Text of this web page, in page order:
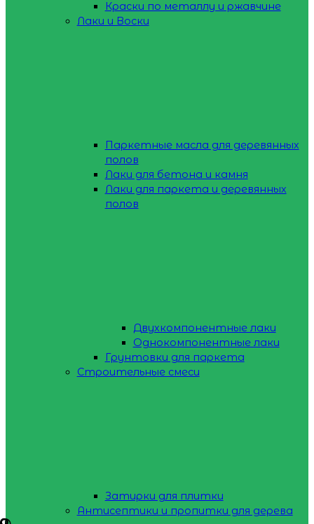
Краски по металлу и ржавчине
Лаки и Воски
Паркетные масла для деревянных
полов
Лаки для бетона и камня
Лаки для паркета и деревянных
полов
Двухкомпонентные лаки
Однокомпонентные лаки
Грунтовки для паркета
Строительные смеси
Затирки для плитки
Антисептики и пропитки для дерева